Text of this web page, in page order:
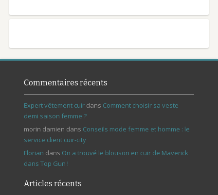
Commentaires récents
Expert vêtement cuirdans Comment choisir sa veste
demi saison femme ?
morin damien dans Conseils mode femme et homme : le
service client cuir-city
Florian dans On a trouvé le blouson en cuir de Maverick
dans Top Gun !
Articles récents